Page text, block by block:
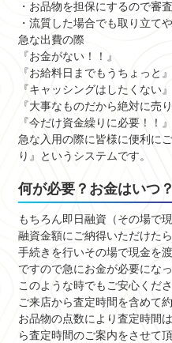
・お品物を担保にするので審
・流質した場合でも取り立て
急な出費の際
『お金がない！！』
『お給料日までもうちょっと』
『キャッシングはしたくない』
『大事なものだから絶対に売
『今だけ資金繰りに必要！！』
急な入用の際に皆様に便利に
り』というシステムです。
何が必要？お金はいつ？
もちろん即日融資（その場で
融資金額にご納得いただけたら
手続きを行いその場で現金を
ですので急にお金が必要にな
このような時でもご安心くださ
ご来店から査定時間を含めて
お品物の点数により査定時間
ら査定時間のご案内をさせて頂